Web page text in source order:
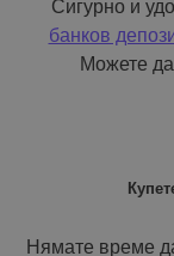
Сигурно и
банков
Можете да
Нямате време